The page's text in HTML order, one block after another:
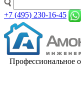
+7 (495) 230-16-45
Профессиональное